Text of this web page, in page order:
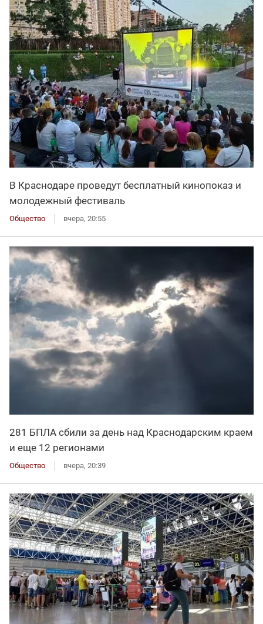
В Краснодаре проведут бесплатный кинопоказ и
молодежный фестиваль
Общество вчера, 20:55
281 БПЛА сбили за день над Краснодарским краем
и еще 12 регионами
Общество вчера, 20:39